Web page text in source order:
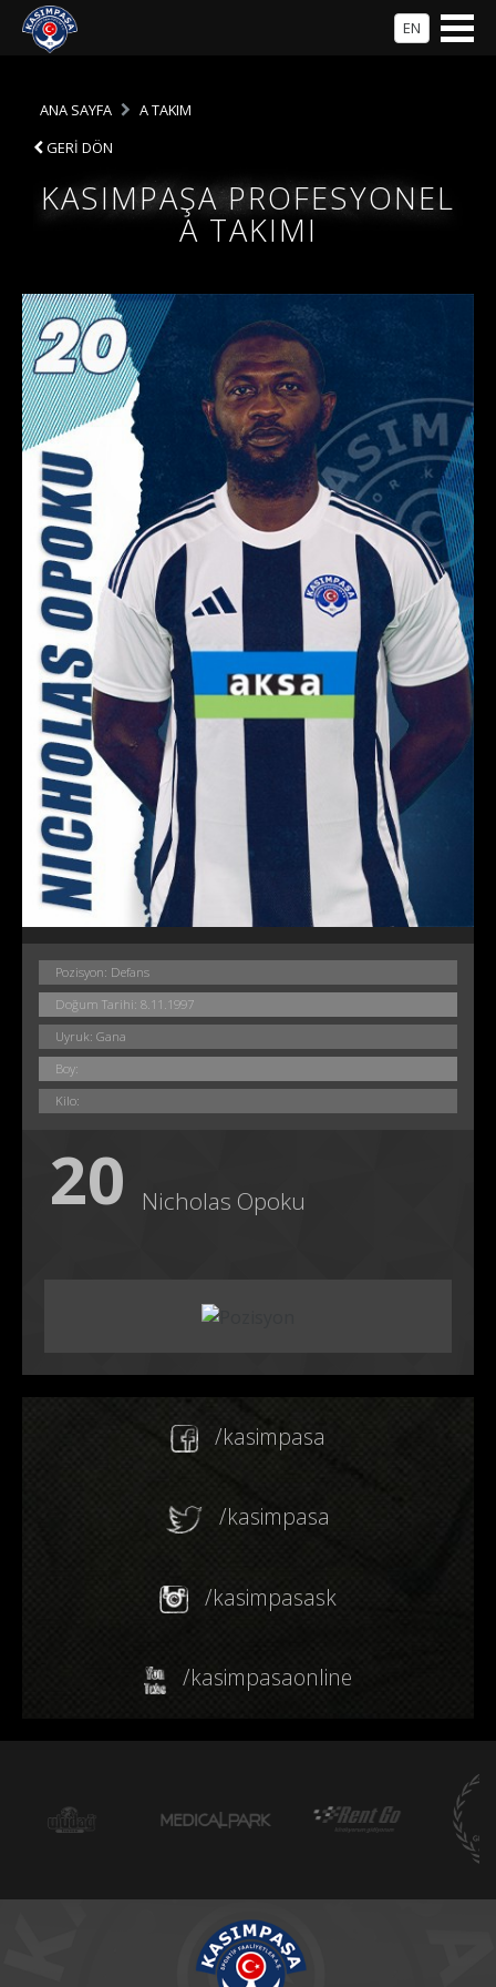
ANA SAYFA
A TAKIM
GERİ DÖN
KASIMPAŞA PROFESYONEL
A TAKIMI
Pozisyon: Defans
Doğum Tarihi: 8.11.1997
Uyruk: Gana
Boy:
Kilo:
20 Nicholas Opoku
/kasimpasa
/kasimpasa
/kasimpasask
/kasimpasaonline
EN